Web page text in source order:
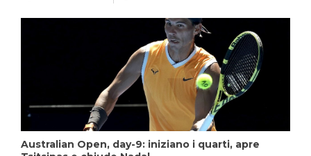
Australian Open, day-9: iniziano i quarti, apre